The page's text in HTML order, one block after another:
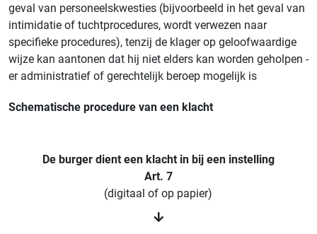
geval van personeelskwesties (bijvoorbeeld in het geval van
intimidatie of tuchtprocedures, wordt verwezen naar
specifieke procedures), tenzij de klager op geloofwaardige
wijze kan aantonen dat hij niet elders kan worden geholpen -
er administratief of gerechtelijk beroep mogelijk is
Schematische procedure van een klacht
De burger dient een klacht in bij een instelling
Art. 7
(digitaal of op papier)